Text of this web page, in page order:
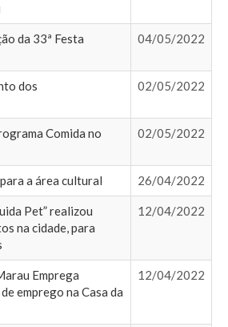
da 33ª Festa
04/05/2022
dos
02/05/2022
Comida no
02/05/2022
a área cultural 26/04/2022
Pet” realizou
na cidade, para
12/04/2022
Emprega
emprego na Casa da
12/04/2022